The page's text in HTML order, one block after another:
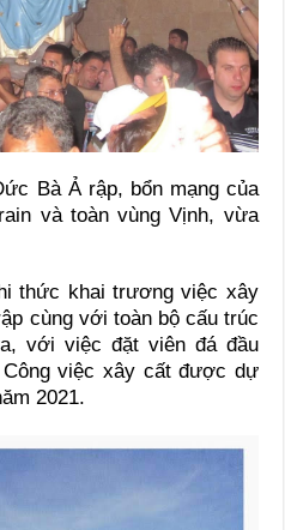
Bà Ả rập, bổn mạng của
và toàn vùng Vịnh, vừa
thức khai trương việc xây
cùng với toàn bộ cấu trúc
với việc đặt viên đá đầu
việc xây cất được dự
2021.